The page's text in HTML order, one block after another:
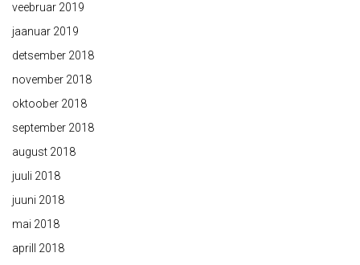
veebruar 2019
jaanuar 2019
detsember 2018
november 2018
oktoober 2018
september 2018
august 2018
juuli 2018
juuni 2018
mai 2018
aprill 2018